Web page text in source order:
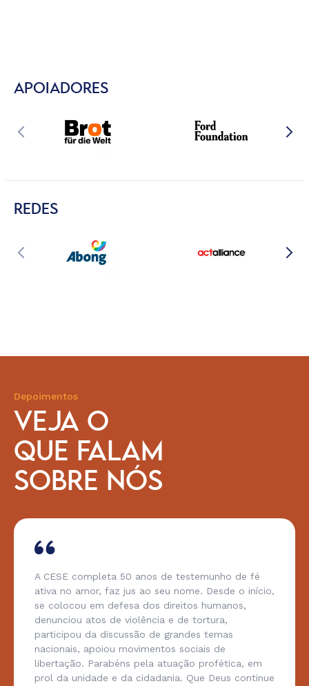
APOIADORES
REDES
Depoimentos
VEJA O
QUE FALAM
SOBRE NÓS
A CESE completa 50 anos de testemunho de fé
ativa no amor, faz jus ao seu nome. Desde o início,
se colocou em defesa dos direitos humanos,
denunciou atos de violência e de tortura,
participou da discussão de grandes temas
nacionais, apoiou movimentos sociais de
libertação. Parabéns pela atuação profética, em
prol da unidade e da cidadania. Que Deus continue